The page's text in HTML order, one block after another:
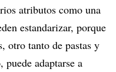
atributos como una
estandarizar, porque
otro tanto de pastas y
adaptarse a